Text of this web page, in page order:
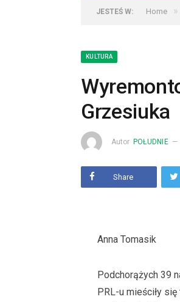
JESTEŚ W: Home »
KULTURA
Grzesiuka
Autor POŁUDNIE
Share
Anna Tomasik
Podchorążych 39
PRL-u mieściły